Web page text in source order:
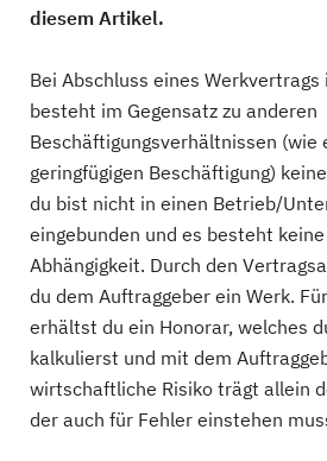
diesem Artikel.
Bei Abschluss eines Werkvertrags
besteht im Gegensatz zu anderen
Beschäftigungsverhältnissen (wie
geringfügigen Beschäftigung)
du bist nicht in einen Betrieb/
eingebunden und es besteht
Abhängigkeit. Durch den
du dem Auftraggeber ein Werk.
erhältst du ein Honorar, welches
kalkulierst und mit dem
wirtschaftliche Risiko trägt allein
der auch für Fehler einstehen